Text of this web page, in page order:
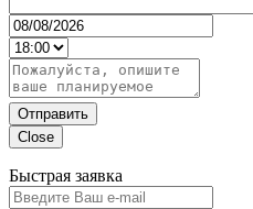
Отправить
Close
Быстрая заявка